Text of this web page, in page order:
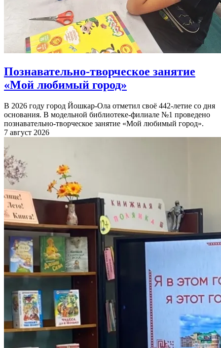
Познавательно-творческое занятие
«Мой любимый город»
В 2026 году город Йошкар-Ола отметил своё 442-летие со дня
основания. В модельной библиотеке-филиале №1 проведено
познавательно-творческое занятие «Мой любимый город».
7 август 2026